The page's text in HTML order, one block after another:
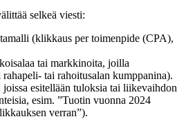
selkeä viesti:
(klikkaus per toimenpide (CPA),
tai markkinoita, joilla
tai rahoitusalan kumppanina).
esitellään tuloksia tai liikevaihdon
esim. ”Tuotin vuonna 2024
verran”).